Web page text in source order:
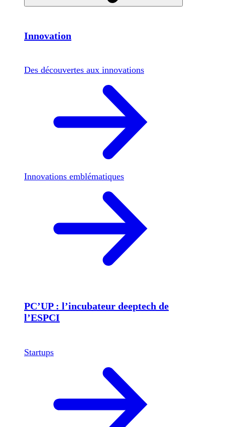
Innovation
Des découvertes aux innovations
Innovations emblématiques
PC’UP : l’incubateur deeptech de
l’ESPCI
Startups